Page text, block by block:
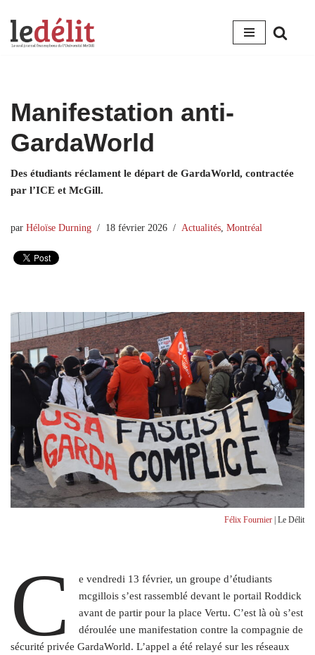
Aller
Manifestation anti-
GardaWorld
Des étudiants réclament le départ de GardaWorld, contractée
par l’ICE et McGill.
par Héloïse Durning 18 février 2026 Actualités Montréal
Félix Fournier | Le Délit
C
e vendredi 13 février, un groupe d’étudiants
mcgillois s’est rassemblé devant le portail Roddick
avant de partir pour la place Vertu. C’est là où s’est
déroulée une manifestation contre la compagnie de
sécurité privée GardaWorld. L’appel a été relayé sur les réseaux